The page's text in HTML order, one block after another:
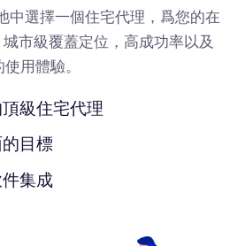
中選擇一個住宅代理，爲您的在
城市級覆蓋定位，高成功率以及
用體驗。
級住宅代理
目標
集成